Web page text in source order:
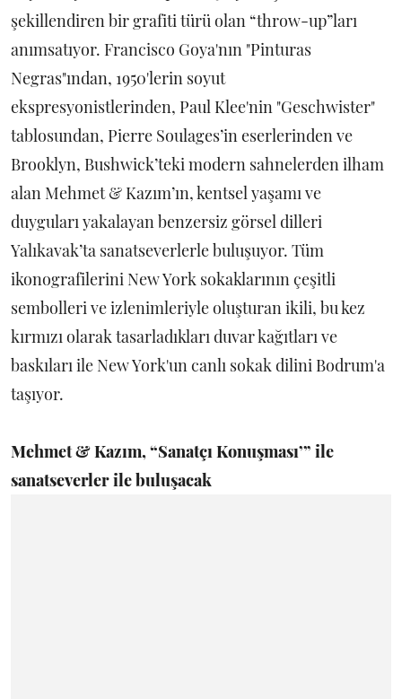
şekillendiren bir grafiti türü olan “throw-up”ları
anımsatıyor. Francisco Goya'nın "Pinturas
Negras"ından, 1950'lerin soyut
ekspresyonistlerinden, Paul Klee'nin "Geschwister"
tablosundan, Pierre Soulages’in eserlerinden ve
Brooklyn, Bushwick’teki modern sahnelerden ilham
alan Mehmet & Kazım’ın, kentsel yaşamı ve
duyguları yakalayan benzersiz görsel dilleri
Yalıkavak’ta sanatseverlerle buluşuyor. Tüm
ikonografilerini New York sokaklarının çeşitli
sembolleri ve izlenimleriyle oluşturan ikili, bu kez
kırmızı olarak tasarladıkları duvar kağıtları ve
baskıları ile New York'un canlı sokak dilini Bodrum'a
taşıyor.
Mehmet & Kazım, “Sanatçı Konuşması’” ile
sanatseverler ile buluşacak